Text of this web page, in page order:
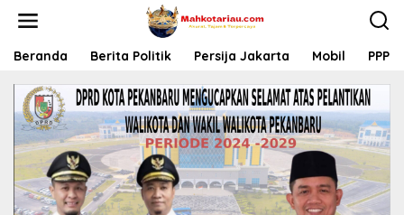
Beranda Berita Politik Persija Jakarta Mobil PPP